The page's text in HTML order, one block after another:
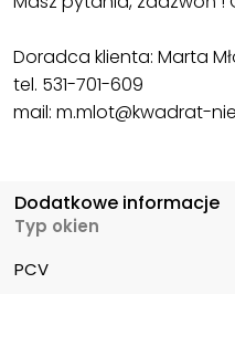
Doradca klienta: Marta
tel. 531-701-609
mail: m.mlot@kwadrat-
Dodatkowe informacje
Typ okien
PCV